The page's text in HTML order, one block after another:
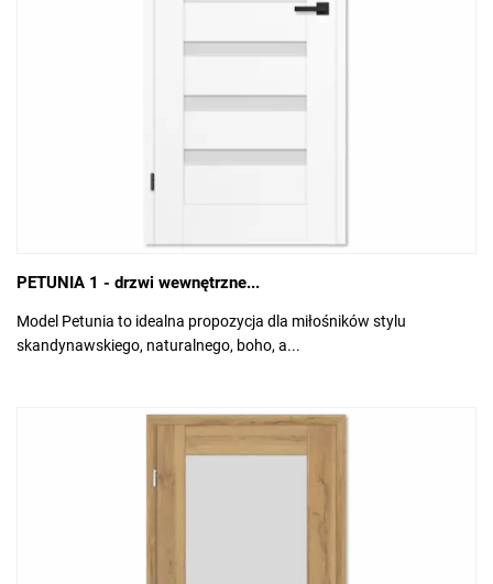
PETUNIA 1 - drzwi wewnętrzne...
Model Petunia to idealna propozycja dla miłośników stylu
skandynawskiego, naturalnego, boho, a...